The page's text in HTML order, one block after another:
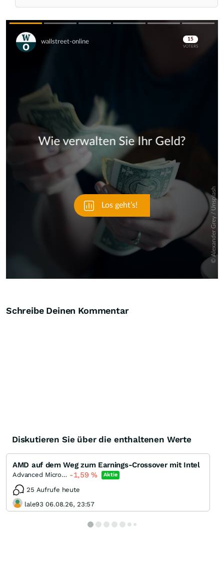
Skip
Schreibe Deinen Kommentar
Diskutieren Sie über die enthaltenen Werte
AMD auf dem Weg zum Earnings-Crossover mit Intel
Advanced Micro Devices -1,59% Aktie
25 Aufrufe heute
lale93 06.08.26, 23:57